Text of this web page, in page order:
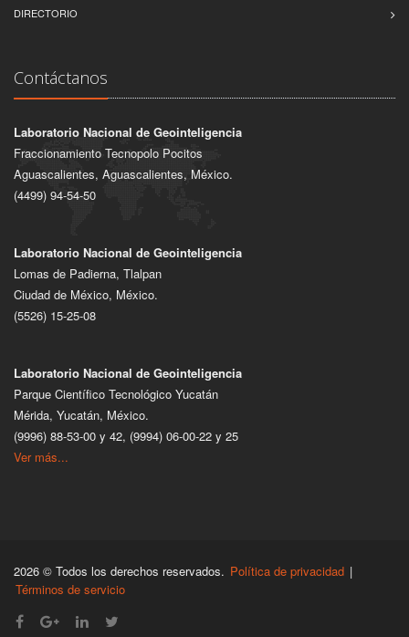
DIRECTORIO
Contáctanos
Laboratorio Nacional de Geointeligencia
Fraccionamiento Tecnopolo Pocitos
Aguascalientes, Aguascalientes, México.
(4499) 94-54-50
Laboratorio Nacional de Geointeligencia
Lomas de Padierna, Tlalpan
Ciudad de México, México.
(5526) 15-25-08
Laboratorio Nacional de Geointeligencia
Parque Científico Tecnológico Yucatán
Mérida, Yucatán, México.
(9996) 88-53-00 y 42, (9994) 06-00-22 y 25
Ver más...
2026 © Todos los derechos reservados. Política de privacidad |
Términos de servicio